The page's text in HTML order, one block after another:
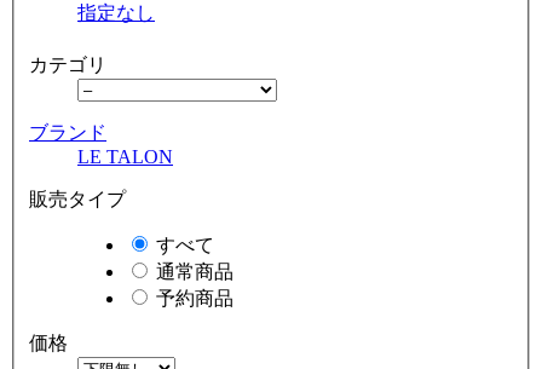
指定なし
カテゴリ
ブランド
LE TALON
販売タイプ
すべて
通常商品
予約商品
価格